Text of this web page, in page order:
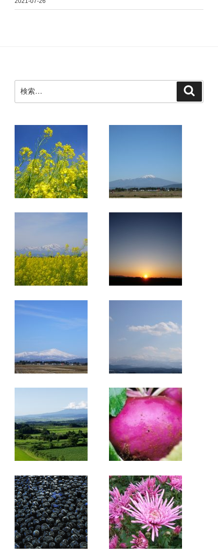
索: